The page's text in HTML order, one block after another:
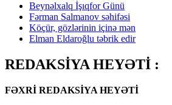
Beynəlxalq İşıqfor Günü
Fərman Salmanov səhifəsi
Köçür, gözlərinin içinə mən
Elman Eldaroğlu təbrik edir
REDAKSİYA HEYƏTİ :
FƏXRİ REDAKSİYA HEYƏTİ